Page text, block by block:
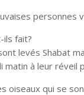
personnes
ils fait?
levés Shabat
matin à leur réveil
oiseaux qui se